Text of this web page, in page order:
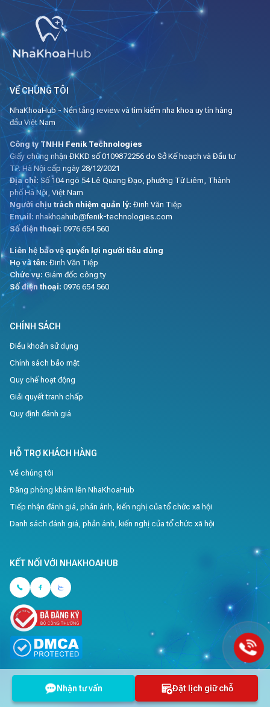
Nhận tư vấn Đặt lịch giữ chỗ
VỀ CHÚNG TÔI
NhaKhoaHub - Nền tảng review và tìm kiếm nha khoa uy tín hàng
đầu Việt Nam
Công ty TNHH Fenik Technologies
Giấy chứng nhận ĐKKD số 0109872256 do Sở Kế hoạch và Đầu tư
TP. Hà Nội cấp ngày 28/12/2021
Địa chỉ: Số 104 ngõ 54 Lê Quang Đạo, phường Từ Liêm, Thành
phố Hà Nội, Việt Nam
Người chịu trách nhiệm quản lý: Đinh Văn Tiệp
Email: nhakhoahub@fenik-technologies.com
Số điện thoại: 0976 654 560
Liên hệ bảo vệ quyền lợi người tiêu dùng
Họ và tên: Đinh Văn Tiệp
Chức vụ: Giám đốc công ty
Số điện thoại: 0976 654 560
CHÍNH SÁCH
Điều khoản sử dụng
Chính sách bảo mật
Quy chế hoạt động
Giải quyết tranh chấp
Quy định đánh giá
HỖ TRỢ KHÁCH HÀNG
Về chúng tôi
Đăng phòng khám lên NhaKhoaHub
Tiếp nhận đánh giá, phản ánh, kiến nghị của tổ chức xã hội
Danh sách đánh giá, phản ánh, kiến nghị của tổ chức xã hội
KẾT NỐI VỚI NHAKHOAHUB